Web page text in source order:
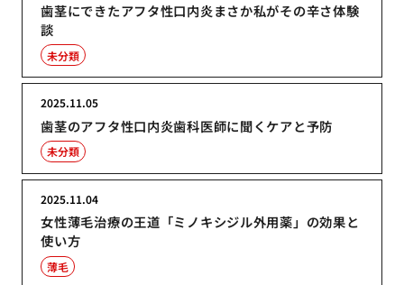
歯茎にできたアフタ性口内炎まさか私がその辛さ体験
談
未分類
歯茎のアフタ性口内炎歯科医師に聞くケアと予防
2025.11.05
未分類
女性薄毛治療の王道「ミノキシジル外用薬」の効果と
使い方
2025.11.04
薄毛